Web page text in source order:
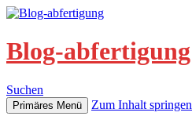
Blog-abfertigung
Suchen
Primäres Menü Zum Inhalt springen